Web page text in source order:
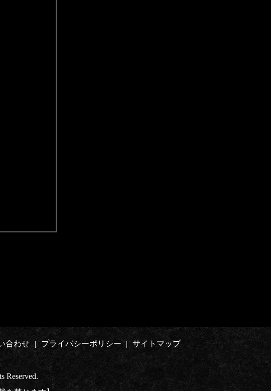
合わせ プライバシーポリシー サイトマップ
Reserved.